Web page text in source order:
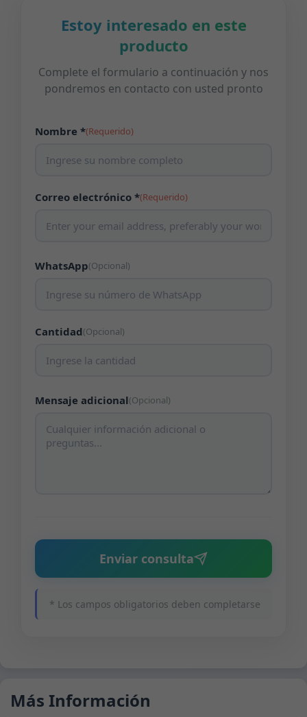
Estoy interesado en este
producto
Complete el formulario a continuación y nos
pondremos en contacto con usted pronto
Nombre *(Requerido)
Correo electrónico *(Requerido)
WhatsApp(Opcional)
Cantidad(Opcional)
Mensaje adicional(Opcional)
Enviar consulta
* Los campos obligatorios deben completarse
Más Información